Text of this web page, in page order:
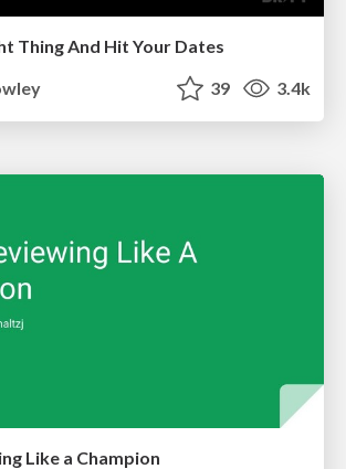
Thing And Hit Your Dates
39 3.4k
Like a Champion